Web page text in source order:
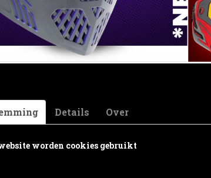
Fingers
Extra Stick Adhesive
Woven Cloth Athletic Grip Tape
1.5" in. Width x 82' ft. Length
Details Over
worden cookies gebruikt